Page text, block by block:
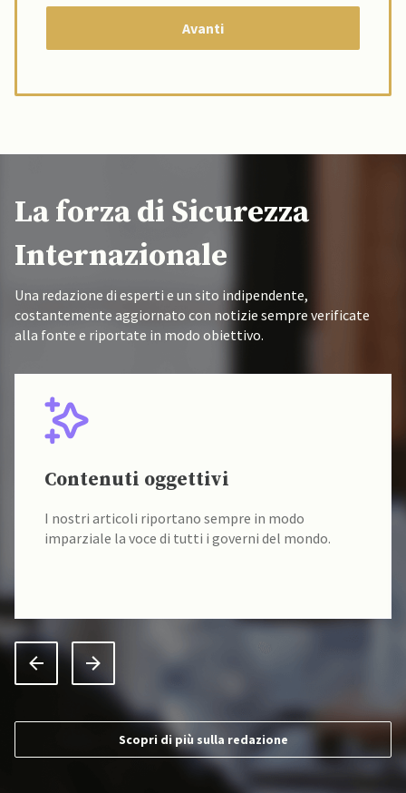
La forza di Sicurezza
Internazionale
Una redazione di esperti e un sito indipendente,
costantemente aggiornato con notizie sempre verificate
alla fonte e riportate in modo obiettivo.
Contenuti oggettivi
I nostri articoli riportano sempre in modo
imparziale la voce di tutti i governi del mondo.
Scopri di più sulla redazione